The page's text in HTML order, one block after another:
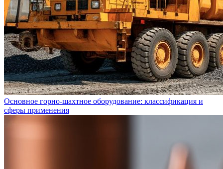
Основное горно-шахтное оборудование: классификация и
сферы применения